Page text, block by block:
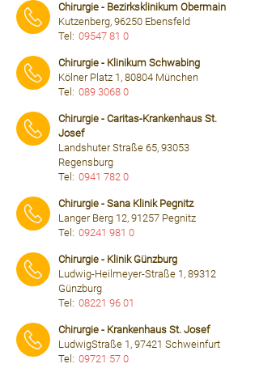
Chirurgie - Bezirksklinikum Obermain
Kutzenberg, 96250 Ebensfeld
Tel: 09547 81 0
Chirurgie - Klinikum Schwabing
Kölner Platz 1, 80804 München
Tel: 089 3068 0
Chirurgie - Caritas-Krankenhaus St.
Josef
Landshuter Straße 65, 93053
Regensburg
Tel: 0941 782 0
Chirurgie - Sana Klinik Pegnitz
Langer Berg 12, 91257 Pegnitz
Tel: 09241 981 0
Chirurgie - Klinik Günzburg
Ludwig-Heilmeyer-Straße 1, 89312
Günzburg
Tel: 08221 96 01
Chirurgie - Krankenhaus St. Josef
LudwigStraße 1, 97421 Schweinfurt
Tel: 09721 57 0